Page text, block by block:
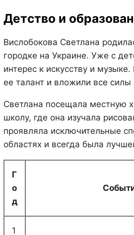
Детство и
Вислобокова Светлана
городке на Украине. Уже с
интерес к искусству и
ее талант и вложили все силы
Светлана посещала местную
школу, где она изучала
проявляла исключительные
областях и всегда была
Г
о
д
1